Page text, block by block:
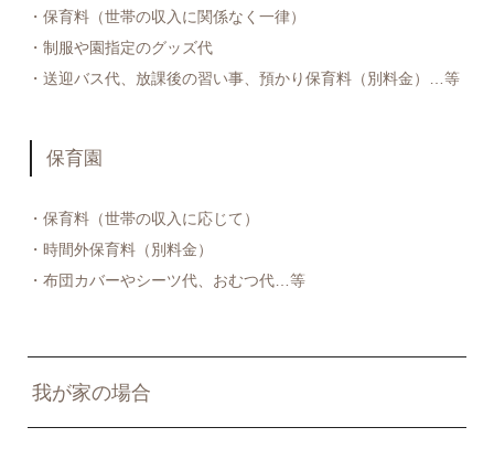
・保育料（世帯の収入に関係なく一律）
・制服や園指定のグッズ代
・送迎バス代、放課後の習い事、預かり保育料（別料金）…等
保育園
・保育料（世帯の収入に応じて）
・時間外保育料（別料金）
・布団カバーやシーツ代、おむつ代…等
我が家の場合